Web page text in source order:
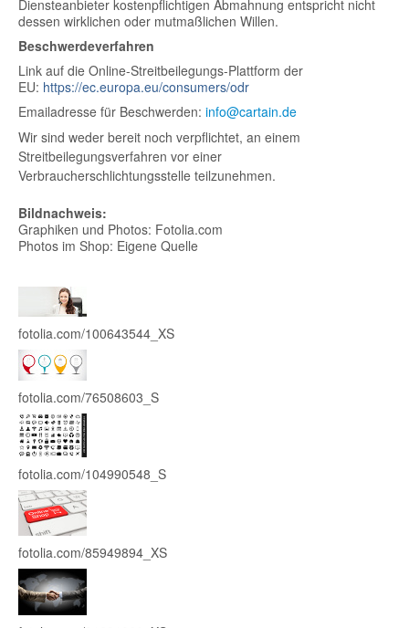
Diensteanbieter kostenpflichtigen Abmahnung entspricht nicht
dessen wirklichen oder mutmaßlichen Willen.
Beschwerdeverfahren
Link auf die Online-Streitbeilegungs-Plattform der
EU: https://ec.europa.eu/consumers/odr
Emailadresse für Beschwerden: info@cartain.de
Wir sind weder bereit noch verpflichtet, an einem
Streitbeilegungsverfahren vor einer
Verbraucherschlichtungsstelle teilzunehmen.
Bildnachweis:
Graphiken und Photos: Fotolia.com
Photos im Shop: Eigene Quelle
fotolia.com/100643544_XS
fotolia.com/76508603_S
fotolia.com/104990548_S
fotolia.com/85949894_XS